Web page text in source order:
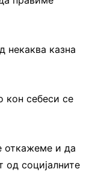
некаква казна
кон себеси се
откажеме и да
од социјалните